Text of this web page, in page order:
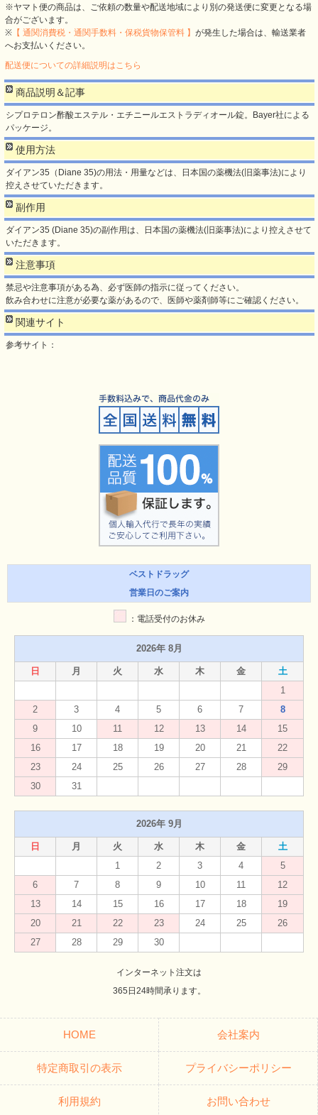
※ヤマト便の商品は、ご依頼の数量や配送地域により別の発送便に変更となる場
合がございます。
※ 【 通関消費税・通関手数料・保税貨物保管料 】 が発生した場合は、輸送業者
へお支払いください。
配送便についての詳細説明はこちら
商品説明＆記事
シプロテロン酢酸エステル・エチニールエストラディオール錠。Bayer社による
パッケージ。
使用方法
ダイアン35（Diane 35)の用法・用量などは、日本国の薬機法(旧薬事法)により
控えさせていただきます。
副作用
ダイアン35 (Diane 35)の副作用は、日本国の薬機法(旧薬事法)により控えさせて
いただきます。
注意事項
禁忌や注意事項がある為、必ず医師の指示に従ってください。
飲み合わせに注意が必要な薬があるので、医師や薬剤師等にご確認ください。
関連サイト
参考サイト：
ベストドラッグ
営業日のご案内
：電話受付のお休み
2026年 8月
日 月 火 水 木 金
土
1
2
3 4 5 6 7
8
9
10 11 12 13 14
15
16
17 18 19 20 21
22
23
24 25 26 27 28
29
30
31
2026年 9月
日 月 火 水 木 金
土
1
2 3 4
5
6
7 8 9 10 11
12
13
14 15 16 17 18
19
20
21 22 23 24 25
26
27
28 29 30
インターネット注文は
365日24時間承ります。
HOME 会社案内
特定商取引の表示 プライバシーポリシー
利用規約 お問い合わせ